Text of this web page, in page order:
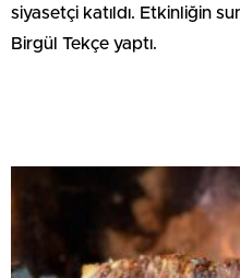
siyasetçi katıldı. Etkinliğin
Birgül Tekçe yaptı.